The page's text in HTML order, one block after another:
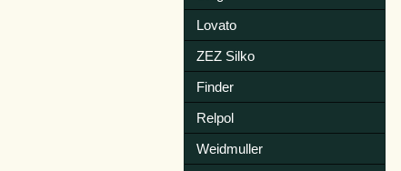
Lovato
ZEZ Silko
Finder
Relpol
Weidmuller